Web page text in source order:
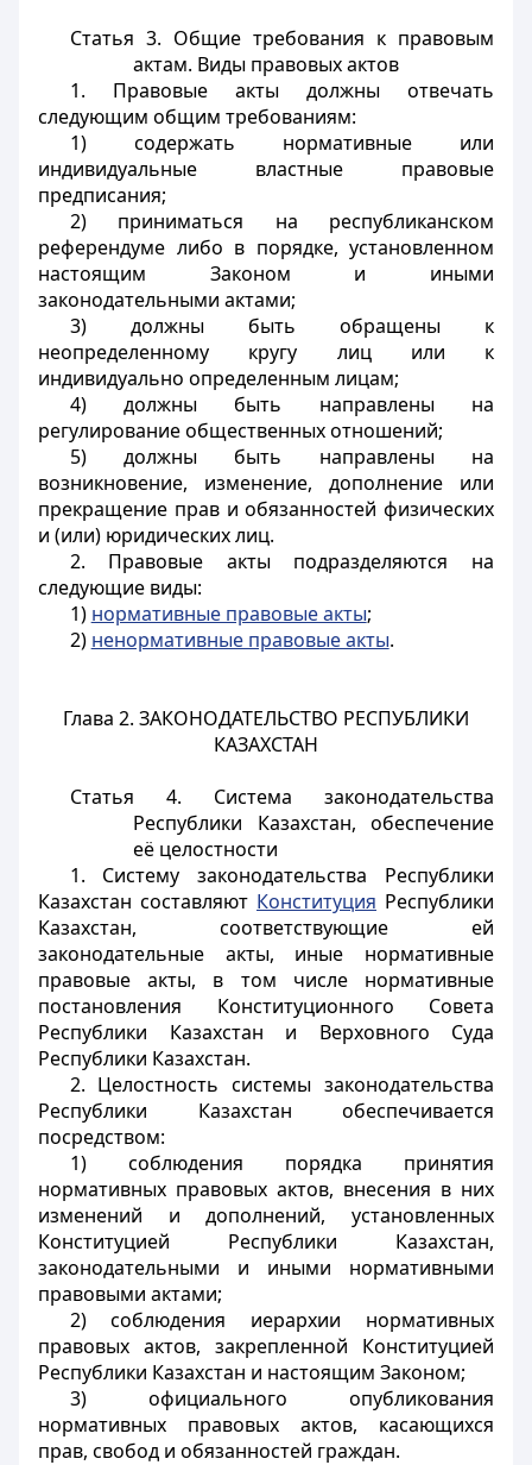
Статья 3. Общие требования к правовым
актам. Виды правовых актов
1. Правовые акты должны отвечать
следующим общим требованиям:
1) содержать нормативные или
индивидуальные властные правовые
предписания;
2) приниматься на республиканском
референдуме либо в порядке, установленном
настоящим Законом и иными
законодательными актами;
3) должны быть обращены к
неопределенному кругу лиц или к
индивидуально определенным лицам;
4) должны быть направлены на
регулирование общественных отношений;
5) должны быть направлены на
возникновение, изменение, дополнение или
прекращение прав и обязанностей физических
и (или) юридических лиц.
2. Правовые акты подразделяются на
следующие виды:
1) нормативные правовые акты;
2) ненормативные правовые акты.
Глава 2. ЗАКОНОДАТЕЛЬСТВО РЕСПУБЛИКИ
КАЗАХСТАН
Статья 4. Система законодательства
Республики Казахстан, обеспечение
её целостности
1. Систему законодательства Республики
Казахстан составляют Конституция Республики
Казахстан, соответствующие ей
законодательные акты, иные нормативные
правовые акты, в том числе нормативные
постановления Конституционного Совета
Республики Казахстан и Верховного Суда
Республики Казахстан.
2. Целостность системы законодательства
Республики Казахстан обеспечивается
посредством:
1) соблюдения порядка принятия
нормативных правовых актов, внесения в них
изменений и дополнений, установленных
Конституцией Республики Казахстан,
законодательными и иными нормативными
правовыми актами;
2) соблюдения иерархии нормативных
правовых актов, закрепленной Конституцией
Республики Казахстан и настоящим Законом;
3) официального опубликования
нормативных правовых актов, касающихся
прав, свобод и обязанностей граждан.